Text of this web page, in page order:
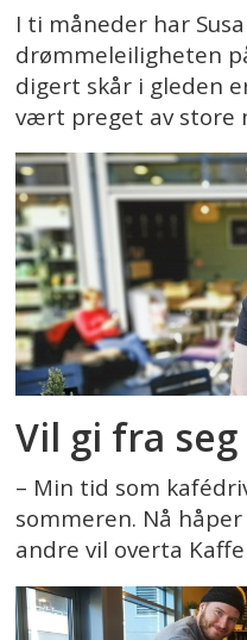
I ti måneder har
drømmeleiligheten
digert skår i gleden
vært preget av store
Vil gi fra
– Min tid som
sommeren. Nå
andre vil overta